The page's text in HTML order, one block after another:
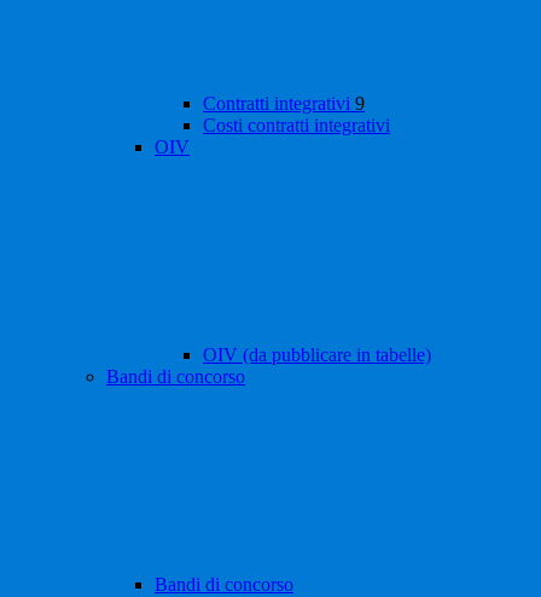
Contratti integrativi 9
Costi contratti integrativi
OIV
OIV (da pubblicare in tabelle)
Bandi di concorso
Bandi di concorso